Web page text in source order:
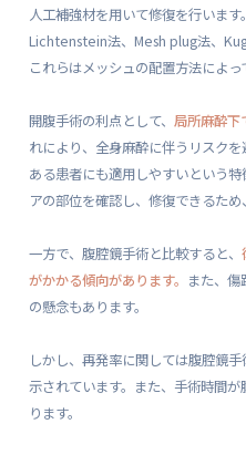
人工補強材を用いて修復を行います
Lichtenstein法、Mesh plug法、
これらはメッシュの配置方法によっ
開腹手術の利点として、局所麻酔下
れにより、全身麻酔に伴うリスク
ある患者にも適用しやすいという
アの部位を確認し、修復できるため
一方で、腹腔鏡手術と比較すると、
がかかる傾向があります。 また、
の懸念もあります。
しかし、再発率に関しては腹腔鏡
示されています。また、手術時間
ります。